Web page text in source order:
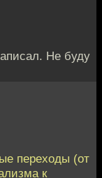
Не буду
переходы (от
к